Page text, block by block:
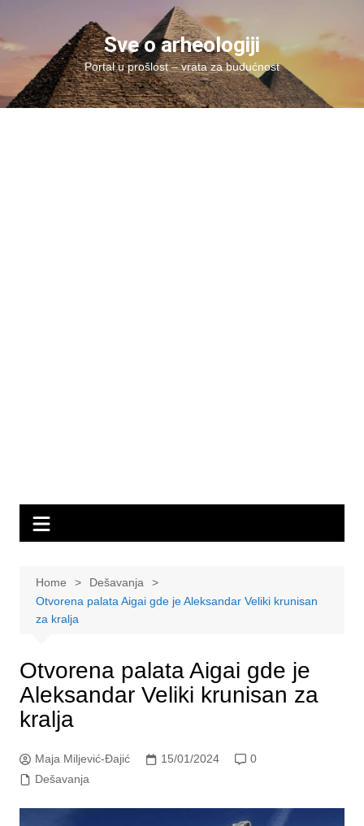
content
Sve o arheologiji
Portal u prošlost – vrata za budućnost
Home
Dešavanja
Otvorena palata Aigai gde je Aleksandar Veliki krunisan
za kralja
Otvorena palata Aigai gde je
Aleksandar Veliki krunisan za
kralja
Maja Miljević-Đajić 15/01/2024
0
Dešavanja